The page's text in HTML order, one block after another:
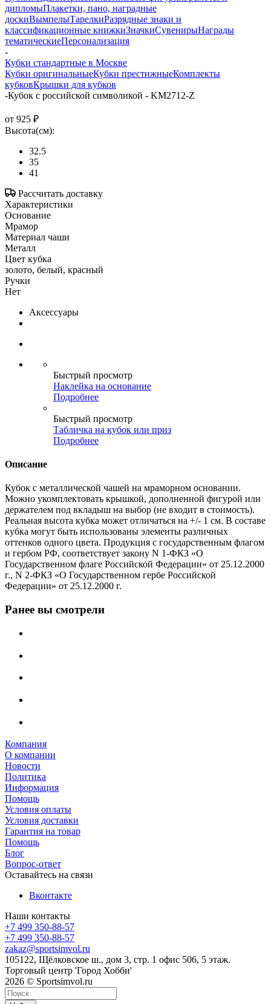
дипломыПлакетки, пано, наградные
доскиВымпелыТарелкиРазрядные знаки и
классификационные книжкиЗначкиСувенирыНаграды
тематическиеПерсонализация
-
Кубки стандартные в Москве
Кубки оригинальныеКубки престижныеКомплекты
кубковКрышки для кубков
-Кубок с российской символикой - KM2712-Z
от 925 ₽
Высота(см):
32.5
35
41
Рассчитать доставку
Характеристики
Основание
Мрамор
Материал чаши
Металл
Цвет кубка
золото, белый, красный
Ручки
Нет
Аксессуары
Быстрый просмотр
Наклейка на основание
Подробнее
Быстрый просмотр
Табличка на кубок или приз
Подробнее
Описание
Кубок с металлической чашей на мраморном основании.
Можно укомплектовать крышкой, дополненной фигурой или
держателем под вкладыш на выбор (не входит в стоимость).
Реальная высота кубка может отличаться на +/- 1 см. В составе
кубка могут быть использованы элементы различных
оттенков одного цвета. Продукция с государственным флагом
и гербом РФ, соответствует закону N 1-ФКЗ «О
Государственном флаге Российской Федерации» от 25.12.2000
г., N 2-ФКЗ «О Государственном гербе Российской
Федерации» от 25.12.2000 г.
Ранее вы смотрели
Компания
О компании
Новости
Политика
Информация
Помощь
Условия оплаты
Условия доставки
Гарантия на товар
Помощь
Блог
Вопрос-ответ
Оставайтесь на связи
Вконтакте
Наши контакты
+7 499 350-88-57
+7 499 350-88-57
zakaz@sportsimvol.ru
105122, Щёлковское ш., дом 3, стр. 1 офис 506, 5 этаж.
Торговый центр 'Город Хобби'
2026 © Sportsimvol.ru